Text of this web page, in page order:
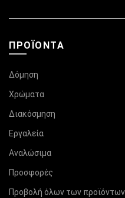
ΠΡΟΪΌΝΤΑ
Δόμηση
Χρώματα
Διακόσμηση
Εργαλεία
Αναλώσιμα
Προσφορές
Προβολή όλων των προϊόντων